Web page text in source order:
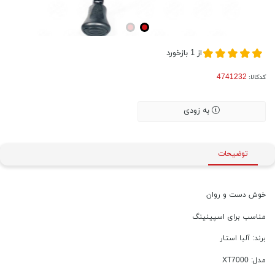
از 1 بازخورد
کدکالا:
به زودی
توضیحات
خوش دست و روان
مناسب برای اسپینینگ
برند: آلبا استار
مدل: XT7000